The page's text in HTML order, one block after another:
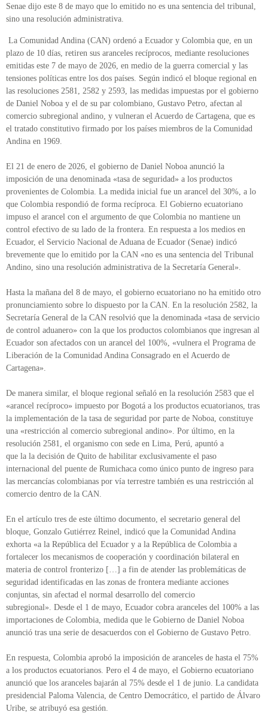
Senae dijo este 8 de mayo que lo emitido no es una sentencia del tribunal,
sino una resolución administrativa.
La Comunidad Andina (CAN) ordenó a Ecuador y Colombia que, en un
plazo de 10 días, retiren sus aranceles recíprocos, mediante resoluciones
emitidas este 7 de mayo de 2026, en medio de la guerra comercial y las
tensiones políticas entre los dos países. Según indicó el bloque regional en
las resoluciones 2581, 2582 y 2593, las medidas impuestas por el gobierno
de Daniel Noboa y el de su par colombiano, Gustavo Petro, afectan al
comercio subregional andino, y vulneran el Acuerdo de Cartagena, que es
el tratado constitutivo firmado por los países miembros de la Comunidad
Andina en 1969.
El 21 de enero de 2026, el gobierno de Daniel Noboa anunció la
imposición de una denominada «tasa de seguridad» a los productos
provenientes de Colombia. La medida inicial fue un arancel del 30%, a lo
que Colombia respondió de forma recíproca. El Gobierno ecuatoriano
impuso el arancel con el argumento de que Colombia no mantiene un
control efectivo de su lado de la frontera. En respuesta a los medios en
Ecuador, el Servicio Nacional de Aduana de Ecuador (Senae) indicó
brevemente que lo emitido por la CAN «no es una sentencia del Tribunal
Andino, sino una resolución administrativa de la Secretaría General».
Hasta la mañana del 8 de mayo, el gobierno ecuatoriano no ha emitido otro
pronunciamiento sobre lo dispuesto por la CAN. En la resolución 2582, la
Secretaría General de la CAN resolvió que la denominada «tasa de servicio
de control aduanero» con la que los productos colombianos que ingresan al
Ecuador son afectados con un arancel del 100%, «vulnera el Programa de
Liberación de la Comunidad Andina Consagrado en el Acuerdo de
Cartagena».
De manera similar, el bloque regional señaló en la resolución 2583 que el
«arancel recíproco» impuesto por Bogotá a los productos ecuatorianos, tras
la implementación de la tasa de seguridad por parte de Noboa, constituye
una «restricción al comercio subregional andino». Por último, en la
resolución 2581, el organismo con sede en Lima, Perú, apuntó a
que la la decisión de Quito de habilitar exclusivamente el paso
internacional del puente de Rumichaca como único punto de ingreso para
las mercancías colombianas por vía terrestre también es una restricción al
comercio dentro de la CAN.
En el artículo tres de este último documento, el secretario general del
bloque, Gonzalo Gutiérrez Reinel, indicó que la Comunidad Andina
exhorta «a la República del Ecuador y a la República de Colombia a
fortalecer los mecanismos de cooperación y coordinación bilateral en
materia de control fronterizo […] a fin de atender las problemáticas de
seguridad identificadas en las zonas de frontera mediante acciones
conjuntas, sin afectad el normal desarrollo del comercio
subregional». Desde el 1 de mayo, Ecuador cobra aranceles del 100% a las
importaciones de Colombia, medida que le Gobierno de Daniel Noboa
anunció tras una serie de desacuerdos con el Gobierno de Gustavo Petro.
En respuesta, Colombia aprobó la imposición de aranceles de hasta el 75%
a los productos ecuatorianos. Pero el 4 de mayo, el Gobierno ecuatoriano
anunció que los aranceles bajarán al 75% desde el 1 de junio. La candidata
presidencial Paloma Valencia, de Centro Democrático, el partido de Álvaro
Uribe, se atribuyó esa gestión.